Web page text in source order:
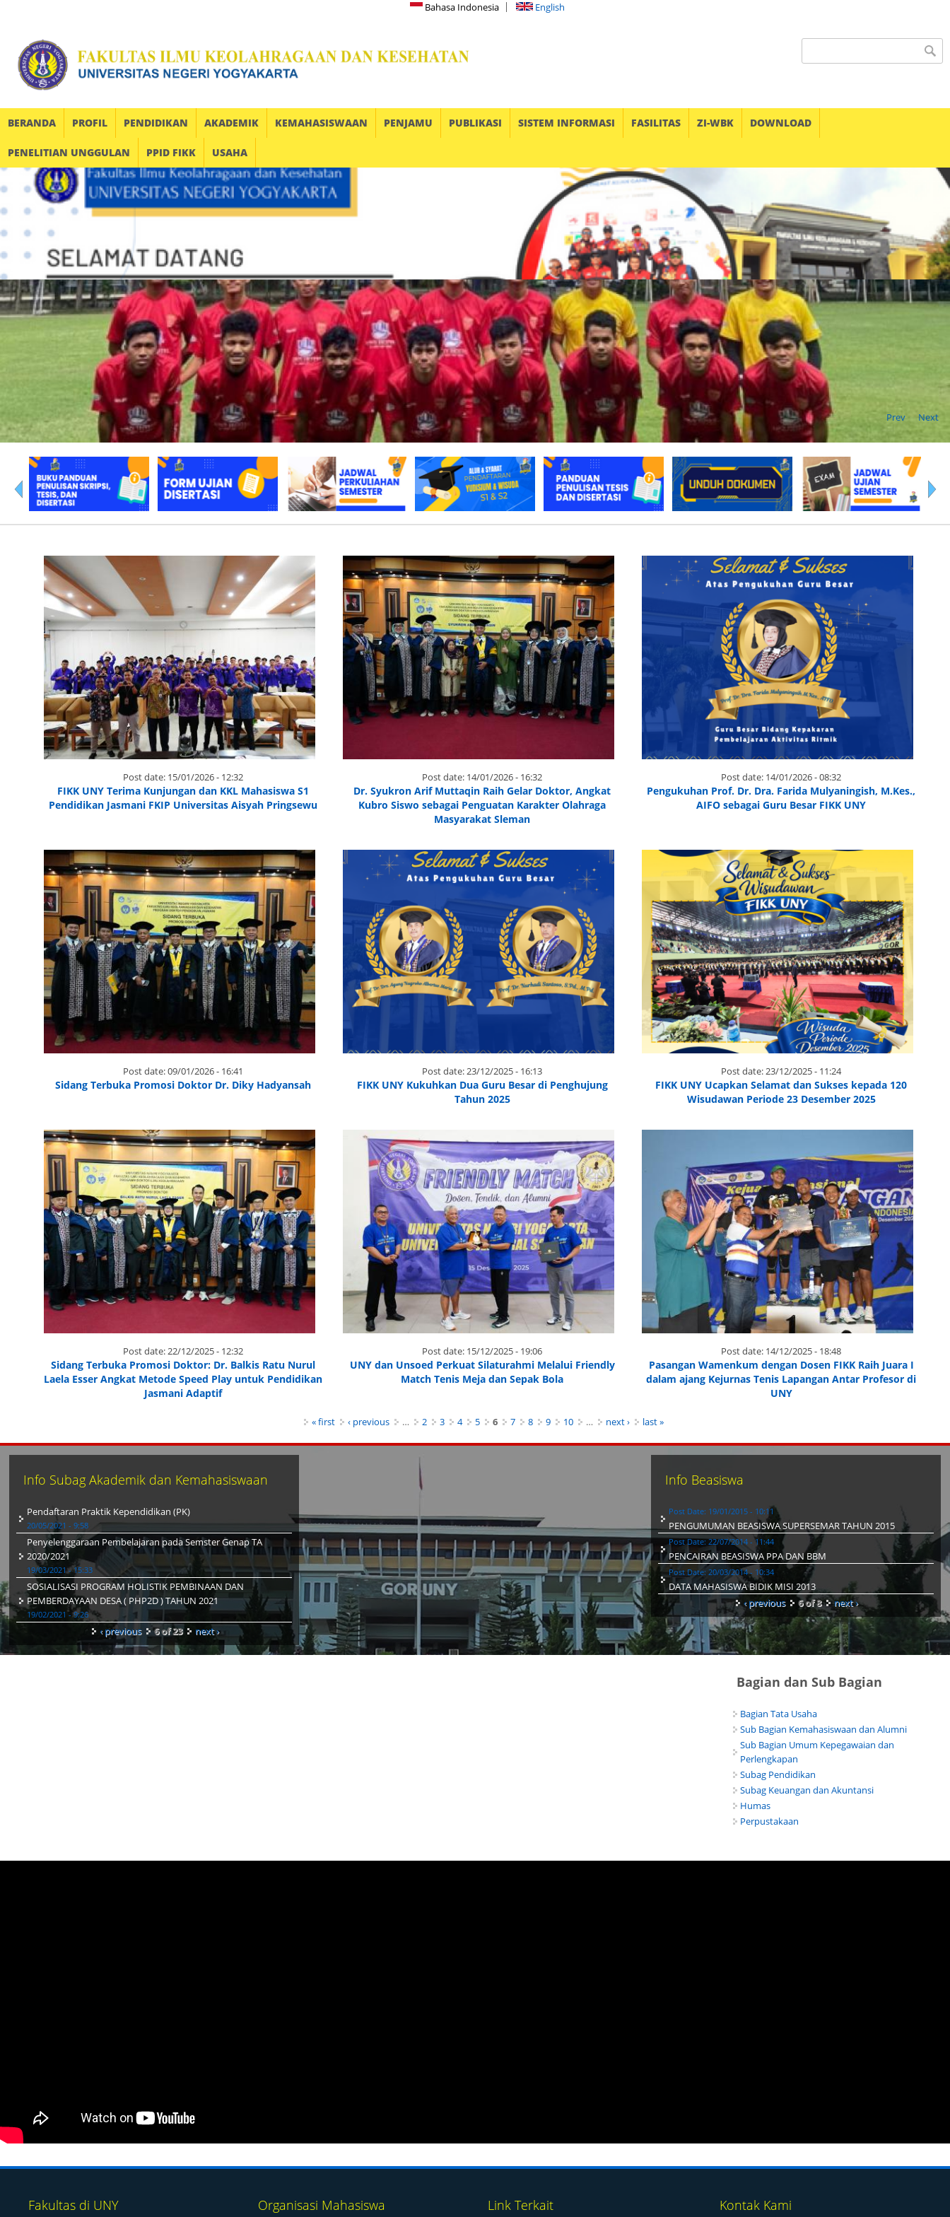
Bahasa Indonesia English
Search form
BERANDA PROFIL PENDIDIKAN AKADEMIK KEMAHASISWAAN PENJAMU PUBLIKASI SISTEM INFORMASI FASILITAS ZI-WBK DOWNLOAD
PENELITIAN UNGGULAN PPID FIKK USAHA
Prev Next
Post date: 15/01/2026 - 12:32
FIKK UNY Terima Kunjungan dan KKL Mahasiswa S1
Pendidikan Jasmani FKIP Universitas Aisyah Pringsewu
Post date: 14/01/2026 - 16:32
Dr. Syukron Arif Muttaqin Raih Gelar Doktor, Angkat
Kubro Siswo sebagai Penguatan Karakter Olahraga
Masyarakat Sleman
Post date: 14/01/2026 - 08:32
Pengukuhan Prof. Dr. Dra. Farida Mulyaningish, M.Kes.,
AIFO sebagai Guru Besar FIKK UNY
Post date:09/01/2026 - 16:41
Sidang Terbuka Promosi Doktor Dr. Diky Hadyansah
Post date:23/12/2025 - 16:13
FIKK UNY Kukuhkan Dua Guru Besar di Penghujung
Tahun 2025
Post date:23/12/2025 - 11:24
FIKK UNY Ucapkan Selamat dan Sukses kepada 120
Wisudawan Periode 23 Desember 2025
Post date:22/12/2025 - 12:32
Sidang Terbuka Promosi Doktor: Dr. Balkis Ratu Nurul
Laela Esser Angkat Metode Speed Play untuk Pendidikan
Jasmani Adaptif
Post date: 15/12/2025 - 19:06
UNY dan Unsoed Perkuat Silaturahmi Melalui Friendly
Match Tenis Meja dan Sepak Bola
Post date: 14/12/2025 - 18:48
Pasangan Wamenkum dengan Dosen FIKK Raih Juara I
dalam ajang Kejurnas Tenis Lapangan Antar Profesor di
UNY
« first ‹ previous … 2 3 4 5 6 7 8 9 10 … next › last »
Info Subag Akademik dan Kemahasiswaan
Pendaftaran Praktik Kependidikan (PK)
20/05/2021 - 9:58
Penyelenggaraan Pembelajaran pada Semster Genap TA
2020/2021
19/03/2021 - 15:33
SOSIALISASI PROGRAM HOLISTIK PEMBINAAN DAN
PEMBERDAYAAN DESA ( PHP2D ) TAHUN 2021
19/02/2021 - 9:26
‹ previous 6 of 23 next ›
Info Beasiswa
Post Date: 19/01/2015 - 10:11
PENGUMUMAN BEASISWA SUPERSEMAR TAHUN 2015
Post Date:22/07/2014 - 11:44
PENCAIRAN BEASISWA PPA DAN BBM
Post Date: 20/03/2014 - 10:34
DATA MAHASISWA BIDIK MISI 2013
‹ previous
6 of 8 next ›
Bagian dan Sub Bagian
Bagian Tata Usaha
Sub Bagian Kemahasiswaan dan Alumni
Sub Bagian Umum Kepegawaian dan
Perlengkapan
Subag Pendidikan
Subag Keuangan dan Akuntansi
Humas
Perpustakaan
Fakultas di UNY Organisasi Mahasiswa Link Terkait Kontak Kami